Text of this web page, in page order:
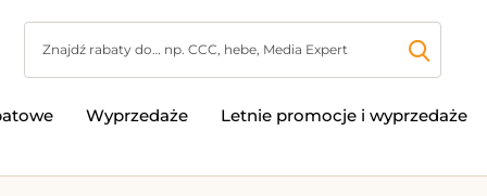
Wyprzedaże Letnie promocje i wyprzedaże